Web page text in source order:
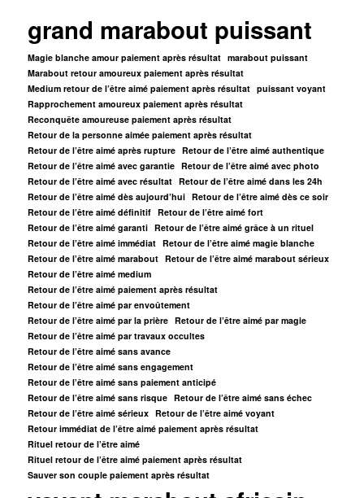
grand marabout puissant
Magie blanche amour paiement après résultat marabout puissant
Marabout retour amoureux paiement après résultat
Medium retour de l’être aimé paiement après résultat puissant voyant
Rapprochement amoureux paiement après résultat
Reconquête amoureuse paiement après résultat
Retour de la personne aimée paiement après résultat
Retour de l’être aimé après rupture Retour de l’être aimé authentique
Retour de l’être aimé avec garantie Retour de l’être aimé avec photo
Retour de l’être aimé avec résultat Retour de l’être aimé dans les 24h
Retour de l’être aimé dès aujourd’hui Retour de l’être aimé dès ce soir
Retour de l’être aimé définitif Retour de l’être aimé fort
Retour de l’être aimé garanti Retour de l’être aimé grâce à un rituel
Retour de l’être aimé immédiat Retour de l’être aimé magie blanche
Retour de l’être aimé marabout Retour de l’être aimé marabout sérieux
Retour de l’être aimé medium
Retour de l’être aimé paiement après résultat
Retour de l’être aimé par envoûtement
Retour de l’être aimé par la prière Retour de l’être aimé par magie
Retour de l’être aimé par travaux occultes
Retour de l’être aimé sans avance
Retour de l’être aimé sans engagement
Retour de l’être aimé sans paiement anticipé
Retour de l’être aimé sans risque Retour de l’être aimé sans échec
Retour de l’être aimé sérieux Retour de l’être aimé voyant
Retour immédiat de l’être aimé paiement après résultat
Rituel retour de l’être aimé
Rituel retour de l’être aimé paiement après résultat
Sauver son couple paiement après résultat